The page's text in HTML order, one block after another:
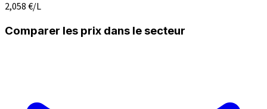
2,058€/L
Comparer les prix dans le secteur